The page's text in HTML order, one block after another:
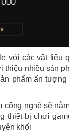
với các vật liệu
thiệu nhiều sản
phẩm ấn
công nghệ sẽ
thiết bị chơi
khối